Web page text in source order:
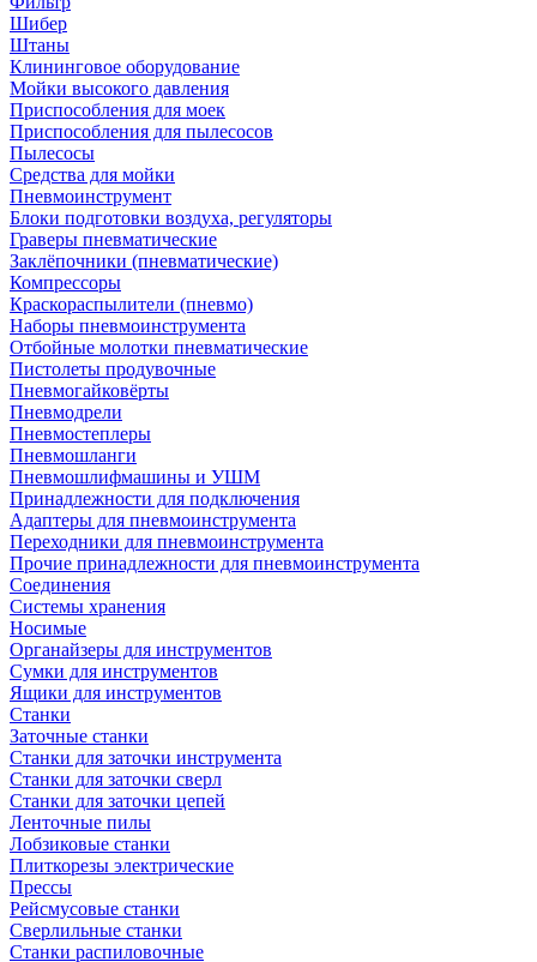
Шибер
Штаны
Клининговое оборудование
Мойки высокого давления
Приспособления для моек
Приспособления для пылесосов
Пылесосы
Средства для мойки
Пневмоинструмент
Блоки подготовки воздуха, регуляторы
Граверы пневматические
Заклёпочники (пневматические)
Компрессоры
Краскораспылители (пневмо)
Наборы пневмоинструмента
Отбойные молотки пневматические
Пистолеты продувочные
Пневмогайковёрты
Пневмодрели
Пневмостеплеры
Пневмошланги
Пневмошлифмашины и УШМ
Принадлежности для подключения
Адаптеры для пневмоинструмента
Переходники для пневмоинструмента
Прочие принадлежности для пневмоинструмента
Соединения
Системы хранения
Носимые
Органайзеры для инструментов
Сумки для инструментов
Ящики для инструментов
Станки
Заточные станки
Станки для заточки инструмента
Станки для заточки сверл
Станки для заточки цепей
Ленточные пилы
Лобзиковые станки
Плиткорезы электрические
Прессы
Рейсмусовые станки
Сверлильные станки
Станки распиловочные